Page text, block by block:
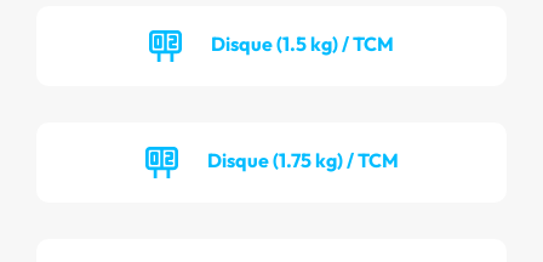
Disque (1.5 kg) / TCM
Disque (1.75 kg) / TCM